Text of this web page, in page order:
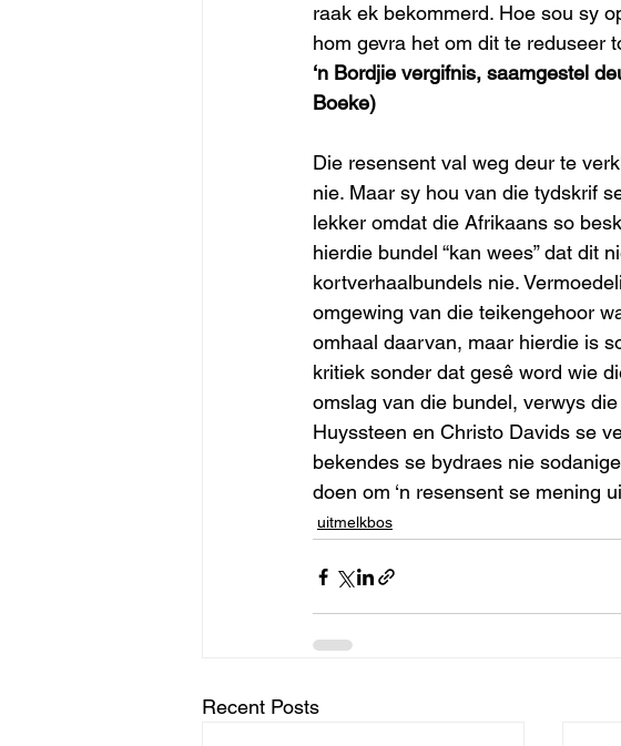
raak ek bekommerd. Hoe sou sy
hom gevra het om dit te reduseer
‘n Bordjie vergifnis, saamgestel
Boeke)
Die resensent val weg deur te
nie. Maar sy hou van die tydskrif
lekker omdat die Afrikaans so
hierdie bundel “kan wees” dat dit
kortverhaalbundels nie.
omgewing van die teikengehoor
omhaal daarvan, maar hierdie is
kritiek sonder dat gesê word wie
omslag van die bundel, verwys
Huyssteen en Christo Davids se
bekendes se bydraes nie
doen om ‘n resensent se mening
uitmelkbos
Recent Posts